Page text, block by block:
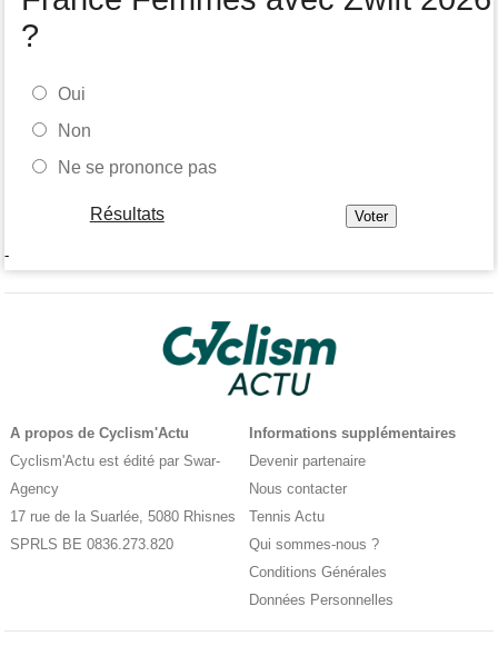
?
Oui
Non
Ne se prononce pas
Résultats
-
A propos de Cyclism'Actu
Cyclism'Actu est édité par Swar-
Agency
17 rue de la Suarlée, 5080 Rhisnes
SPRLS BE 0836.273.820
Informations supplémentaires
Devenir partenaire
Nous contacter
Tennis Actu
Qui sommes-nous ?
Conditions Générales
Données Personnelles